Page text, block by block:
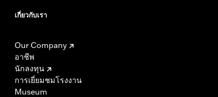
เกี่ยวกับเรา
Our Company
อาชีพ
นักลงทุน
การเยี่ยมชมโรงงาน
Museum